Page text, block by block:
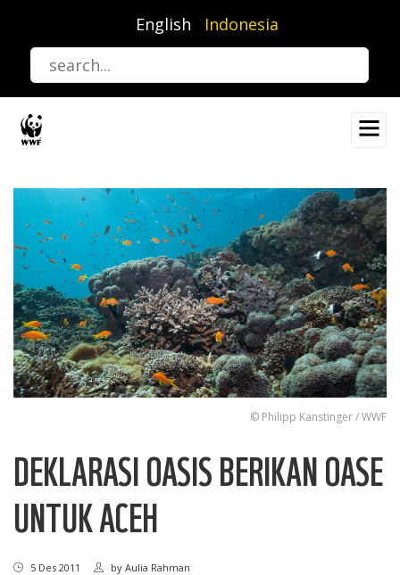
utama
English Indonesia
© Philipp Kanstinger / WWF
DEKLARASI OASIS BERIKAN OASE
UNTUK ACEH
5 Des 2011 by Aulia Rahman